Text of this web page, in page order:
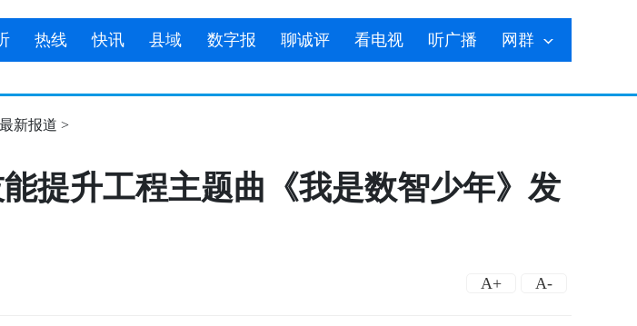
热线 快讯 县域 数字报 聊诚评 看电视 听广播 网群
最新报道 >
提升工程主题曲《我是数智少年》发
A+ A-